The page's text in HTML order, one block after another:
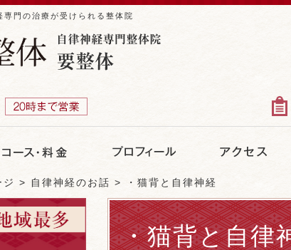
門の治療が受けられる整体院
ジ 自律神経のお話 ・猫背と自律神経
・猫背と自律